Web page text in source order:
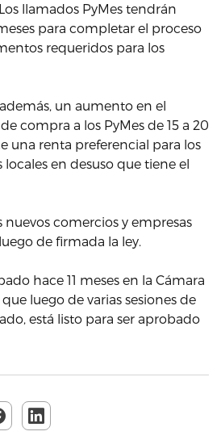
llamados PyMes tendrán
para completar el proceso
requeridos para los
un aumento en el
compra a los PyMes de 15 a 20
una renta preferencial para los
locales en desuso que tiene el
nuevos comercios y empresas
de firmada la ley.
hace 11 meses en la Cámara
luego de varias sesiones de
está listo para ser aprobado